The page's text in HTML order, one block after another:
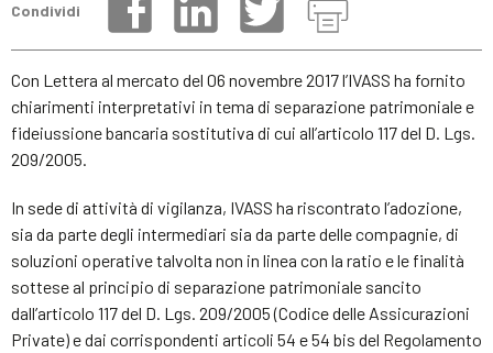
Condividi
Con Lettera al mercato del 06 novembre 2017 l’IVASS ha fornito
chiarimenti interpretativi in tema di separazione patrimoniale e
fideiussione bancaria sostitutiva di cui all’articolo 117 del D. Lgs.
209/2005.
In sede di attività di vigilanza, IVASS ha riscontrato l’adozione,
sia da parte degli intermediari sia da parte delle compagnie, di
soluzioni operative talvolta non in linea con la ratio e le finalità
sottese al principio di separazione patrimoniale sancito
dall’articolo 117 del D. Lgs. 209/2005 (Codice delle Assicurazioni
Private) e dai corrispondenti articoli 54 e 54 bis del Regolamento